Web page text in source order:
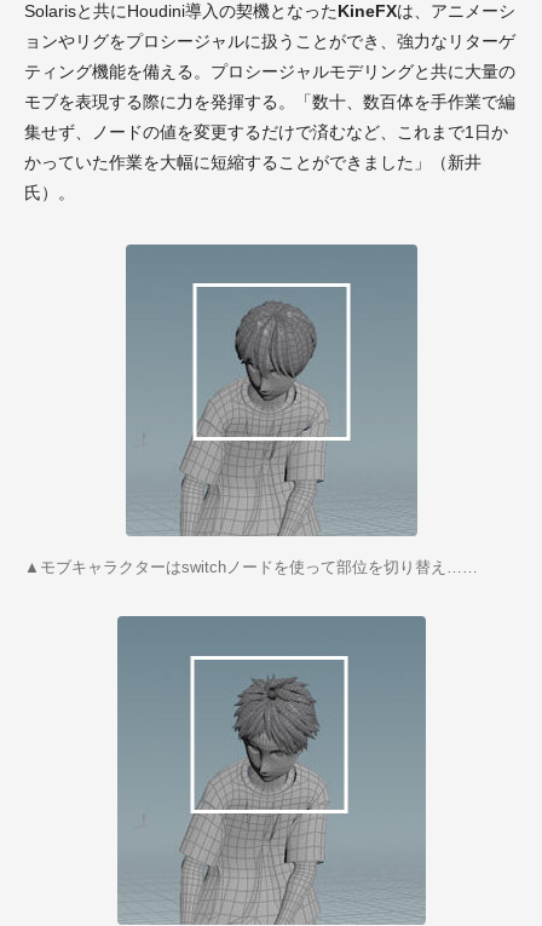
Solarisと共にHoudini導入の契機となったKineFXは、アニメーシ
ョンやリグをプロシージャルに扱うことができ、強力なリターゲ
ティング機能を備える。プロシージャルモデリングと共に大量の
モブを表現する際に力を発揮する。「数十、数百体を手作業で編
集せず、ノードの値を変更するだけで済むなど、これまで1日か
かっていた作業を大幅に短縮することができました」（新井
氏）。
▲モブキャラクターはswitchノードを使って部位を切り替え……